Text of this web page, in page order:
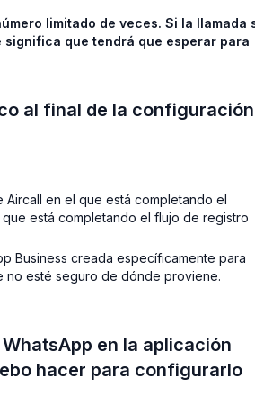
limitado de veces. Si la llamada
que tendrá que esperar para
al final de la configuración
en el que está completando el
está completando el flujo de registro
Business creada específicamente para
no esté seguro de dónde proviene.
en la aplicación
hacer para configurarlo